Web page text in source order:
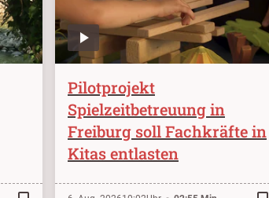
Pilotprojekt
Spielzeitbetreuung in
Freiburg soll Fachkräfte in
Kitas entlasten